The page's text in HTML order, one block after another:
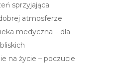
sprzyjająca
atmosferze
medyczna – dla
na życie – poczucie